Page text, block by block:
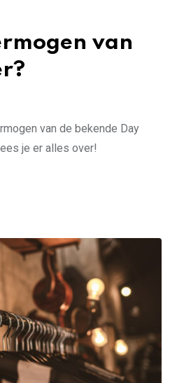
van
van de bekende Day
je er alles over!